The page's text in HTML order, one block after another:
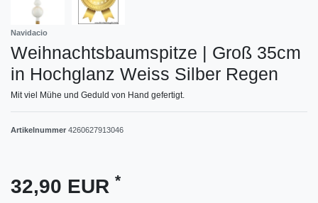
Navidacio
Weihnachtsbaumspitze | Groß 35cm
in Hochglanz Weiss Silber Regen
Mit viel Mühe und Geduld von Hand gefertigt.
Artikelnummer 4260627913046
32,90 EUR *